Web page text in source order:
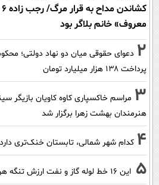
معروف» خانم بلاگر بود
2 دعوای حقوقی میان دو نهاد دولتی؛
پرداخت ۱۳۸ هزار میلیارد تومان
3 مراسم خاکسپاری کاوه کاویان بازیگر
هنرمندان بهشت زهرا برگزار شد
4 کدام شهر شمالی، تابستان خنک‌تری
5 این 16 خط لوله گاز و نفت ارزش تنگه هرمز را به سمت صفر می برند